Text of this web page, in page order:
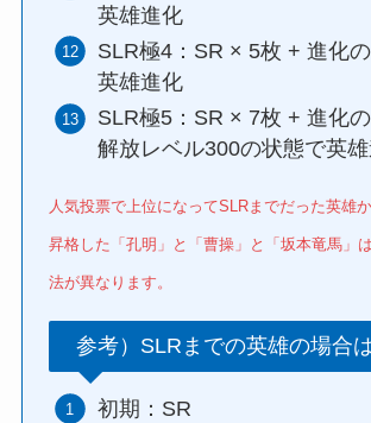
英雄進化
SLR極4：SR × 5枚 + 進化
英雄進化
SLR極5：SR × 7枚 + 進化
解放レベル300の状態で英
人気投票で上位になってSLRまでだった英雄
昇格した「孔明」と「曹操」と「坂本竜馬」
法が異なります。
参考）SLRまでの英雄の場合
初期：SR